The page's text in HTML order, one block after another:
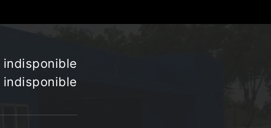
indisponible
indisponible